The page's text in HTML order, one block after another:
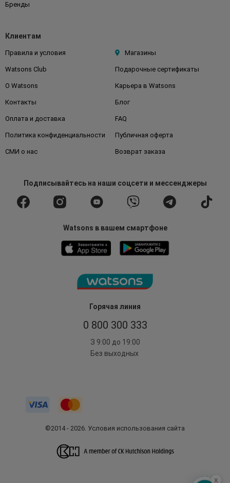
Горячая линия
0 800 300 333
З 9:00 до 19:00
Без выходных
Бренды
Клиентам
Правила и условия Магазины
Watsons Club Подарочные сертификаты
О Watsons Карьера в Watsons
Контакты Блог
Оплата и доставка FAQ
Политика конфиденциальности Публичная оферта
СМИ о нас Возврат заказа
Подписывайтесьна наши соцсети и мессенджеры
Watsons в вашем смартфоне
©2014 - 2026. Условия использования сайта
x